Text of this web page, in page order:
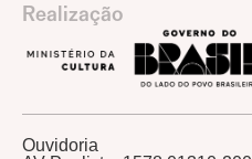
Realização
Ouvidoria